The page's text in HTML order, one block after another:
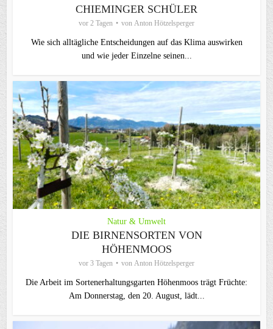
CHIEMINGER SCHÜLER
vor 2 Tagen von Anton Hötzelsperger
Wie sich alltägliche Entscheidungen auf das Klima auswirken
und wie jeder Einzelne seinen...
Natur & Umwelt
DIE BIRNENSORTEN VON
HÖHENMOOS
vor 3 Tagen von Anton Hötzelsperger
Die Arbeit im Sortenerhaltungsgarten Höhenmoos trägt Früchte:
Am Donnerstag, den 20. August, lädt...